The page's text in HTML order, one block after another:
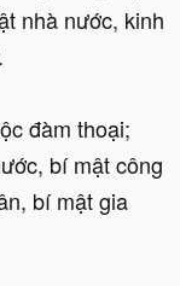
nhà nước, kinh
đàm thoại;
bí mật công
bí mật gia